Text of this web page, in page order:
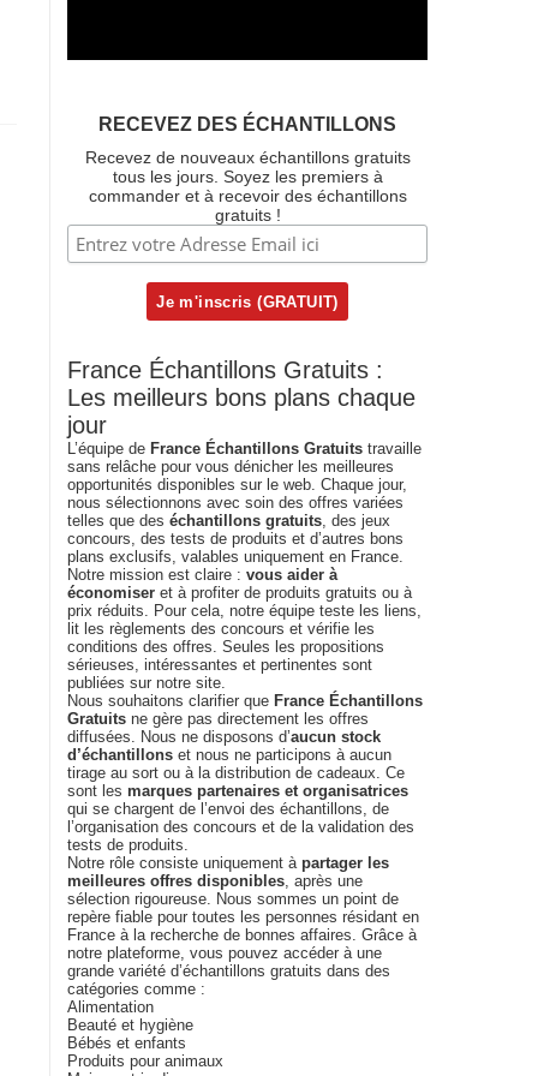
RECEVEZ DES ÉCHANTILLONS
Recevez de nouveaux échantillons gratuits
tous les jours. Soyez les premiers à
commander et à recevoir des échantillons
gratuits !
France Échantillons Gratuits :
Les meilleurs bons plans chaque
jour
L’équipe de France Échantillons Gratuits travaille
sans relâche pour vous dénicher les meilleures
opportunités disponibles sur le web. Chaque jour,
nous sélectionnons avec soin des offres variées
telles que des échantillons gratuits, des jeux
concours, des tests de produits et d’autres bons
plans exclusifs, valables uniquement en France.
Notre mission est claire : vous aider à
économiser et à profiter de produits gratuits ou à
prix réduits. Pour cela, notre équipe teste les liens,
lit les règlements des concours et vérifie les
conditions des offres. Seules les propositions
sérieuses, intéressantes et pertinentes sont
publiées sur notre site.
Nous souhaitons clarifier que France Échantillons
Gratuits ne gère pas directement les offres
diffusées. Nous ne disposons d’aucun stock
d’échantillons et nous ne participons à aucun
tirage au sort ou à la distribution de cadeaux. Ce
sont les marques partenaires et organisatrices
qui se chargent de l’envoi des échantillons, de
l’organisation des concours et de la validation des
tests de produits.
Notre rôle consiste uniquement à partager les
meilleures offres disponibles, après une
sélection rigoureuse. Nous sommes un point de
repère fiable pour toutes les personnes résidant en
France à la recherche de bonnes affaires. Grâce à
notre plateforme, vous pouvez accéder à une
grande variété d’échantillons gratuits dans des
catégories comme :
Alimentation
Beauté et hygiène
Bébés et enfants
Produits pour animaux